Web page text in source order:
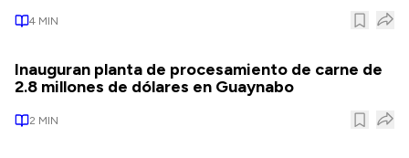
4 MIN
Inauguran planta de procesamiento de carne de
2.8 millones de dólares en Guaynabo
2 MIN